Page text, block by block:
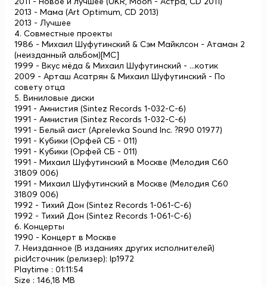
2013 - Мама (Art Optimum, CD 2013)
2013 - Лучшее
4. Совместные проекты
1986 - Михаил Шуфутинский & Сэм Майклсон - Атаман 2
(неизданный альбом)[MC]
1999 - Вкус мёда & Михаил Шуфутинский - ...котик
2009 - Арташ Асатрян & Михаил Шуфутинский - По
совету отца
5. Виниловые диски
1991 - Амнистия (Sintez Records 1-032-С-6)
1991 - Амнистия (Sintez Records 1-032-С-6)
1991 - Белый аист (Aprelevka Sound Inc. ?R90 01977)
1991 - Кубики (Орфей СБ - 011)
1991 - Кубики (Орфей СБ - 011)
1991 - Михаил Шуфутинский в Москве (Мелодия С60
31809 006)
1991 - Михаил Шуфутинский в Москве (Мелодия С60
31809 006)
1992 - Тихий Дон (Sintez Records 1-061-С-6)
1992 - Тихий Дон (Sintez Records 1-061-С-6)
6. Концерты
1990 - Концерт в Москве
7. Неизданное (В изданиях других исполнителей)
picИсточник (релизер): lp1972
Playtime : 01:11:54
Size : 146,18 MB